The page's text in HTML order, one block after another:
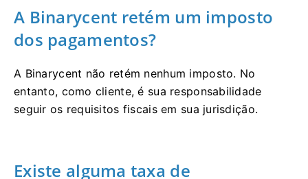
A Binarycent retém um imposto
dos pagamentos?
A Binarycent não retém nenhum imposto. No
entanto, como cliente, é sua responsabilidade
seguir os requisitos fiscais em sua jurisdição.
Existe alguma taxa de